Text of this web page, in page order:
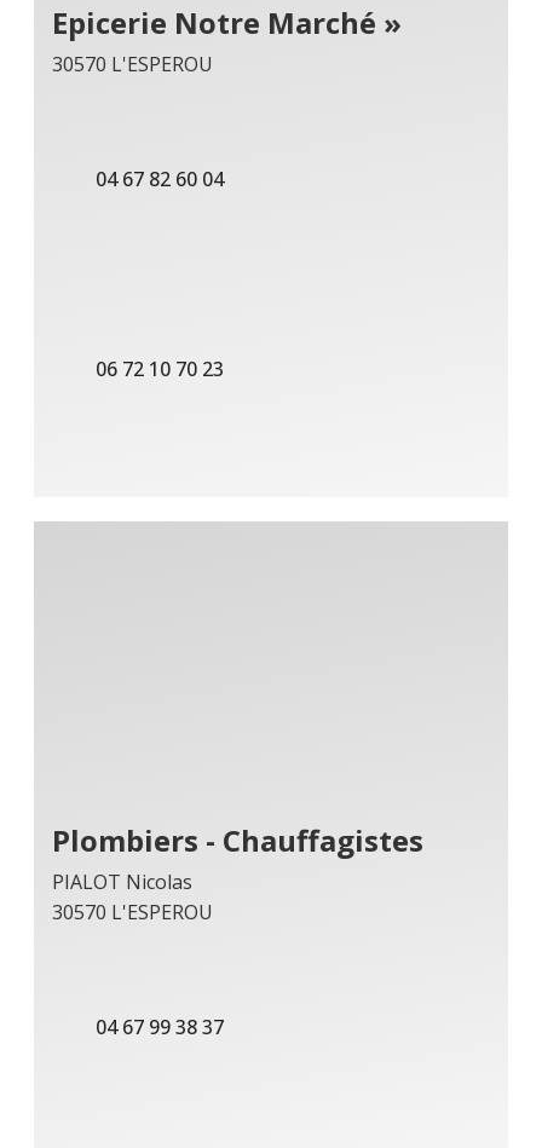
Epicerie Notre Marché »
30570 L'ESPEROU
04 67 82 60 04
06 72 10 70 23
Plombiers - Chauffagistes
PIALOT Nicolas
30570 L'ESPEROU
04 67 99 38 37